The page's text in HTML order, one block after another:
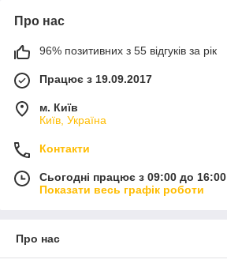
Про нас
96% позитивних з 55 відгуків за рік
Працює з 19.09.2017
м. Київ
Київ, Україна
Контакти
Сьогодні працює з 09:00 до 16:00
Показати весь графік роботи
Про нас